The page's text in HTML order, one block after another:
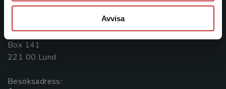
Avvisa
Postadress:
Box 141
221 00 Lund
Besöksadress: